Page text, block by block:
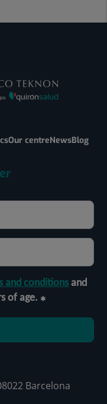
Our centreNewsBlog
and conditionsand
of age.
Barcelona